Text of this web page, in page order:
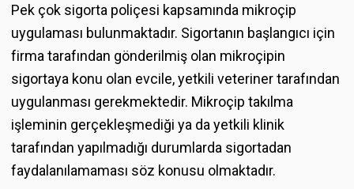
Pek çok sigorta poliçesi kapsamında mikroçip
uygulaması bulunmaktadır. Sigortanın başlangıcı için
firma tarafından gönderilmiş olan mikroçipin
sigortaya konu olan evcile, yetkili veteriner tarafından
uygulanması gerekmektedir. Mikroçip takılma
işleminin gerçekleşmediği ya da yetkili klinik
tarafından yapılmadığı durumlarda sigortadan
faydalanılamaması söz konusu olmaktadır.